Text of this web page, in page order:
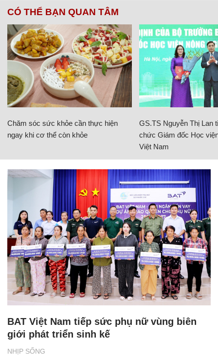
CÓ THỂ BẠN QUAN TÂM
Chăm sóc sức khỏe cần thực hiện
ngay khi cơ thể còn khỏe
GS.TS Nguyễn Thị Lan
chức Giám đốc Học
Việt Nam
NHỊP SỐNG
BAT Việt Nam tiếp sức phụ nữ vùng biên
giới phát triển sinh kế